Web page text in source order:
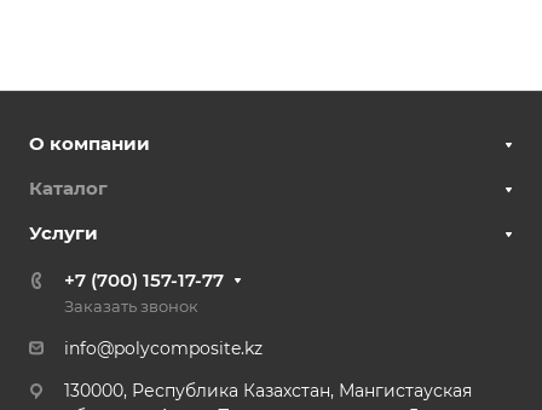
О компании
Каталог
Услуги
+7 (700) 157-17-77
Заказать звонок
info@polycomposite.kz
130000, Республика Казахстан, Мангистауская